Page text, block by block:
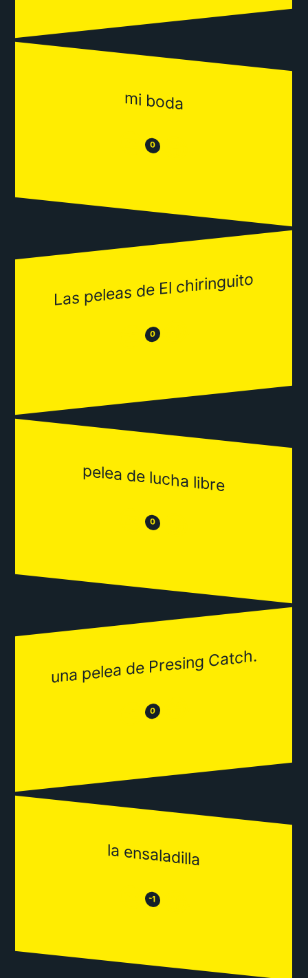
mi boda
😒 0 😂
Las peleas de El chiringuito
😒 0 😂
pelea de lucha libre
😒 0 😂
una pelea de Presing Catch.
😒 0 😂
la ensaladilla
😒 -1 😂